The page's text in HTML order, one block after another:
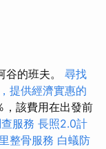
谷的班夫。 尋找
提供經濟實惠的
，該費用在出發前
服務 長照2.0計
整骨服務 白蟻防